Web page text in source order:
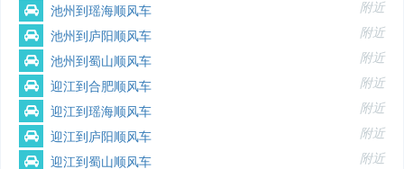
池州到瑶海顺风车 附近
池州到庐阳顺风车 附近
池州到蜀山顺风车 附近
迎江到合肥顺风车 附近
迎江到瑶海顺风车 附近
迎江到庐阳顺风车 附近
迎江到蜀山顺风车 附近